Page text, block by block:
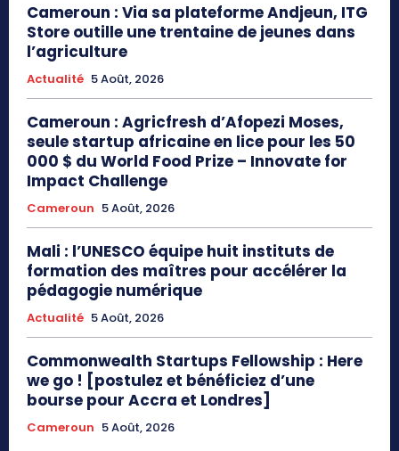
Cameroun : Via sa plateforme Andjeun, ITG
Store outille une trentaine de jeunes dans
l’agriculture
Actualité 5 Août, 2026
Cameroun : Agricfresh d’Afopezi Moses,
seule startup africaine en lice pour les 50
000 $ du World Food Prize – Innovate for
Impact Challenge
Cameroun 5 Août, 2026
Mali : l’UNESCO équipe huit instituts de
formation des maîtres pour accélérer la
pédagogie numérique
Actualité 5 Août, 2026
Commonwealth Startups Fellowship : Here
we go ! [postulez et bénéficiez d’une
bourse pour Accra et Londres]
Cameroun 5 Août, 2026